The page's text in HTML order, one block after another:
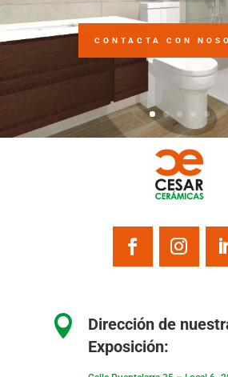
CONTACTA CON

Dirección de
Exposición: